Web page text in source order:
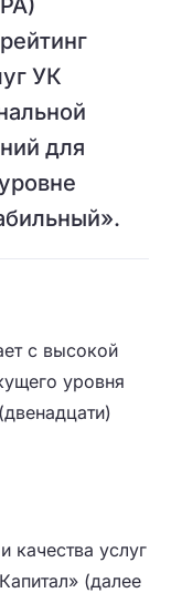
УК
для
с высокой
уровня
качества услуг
(далее